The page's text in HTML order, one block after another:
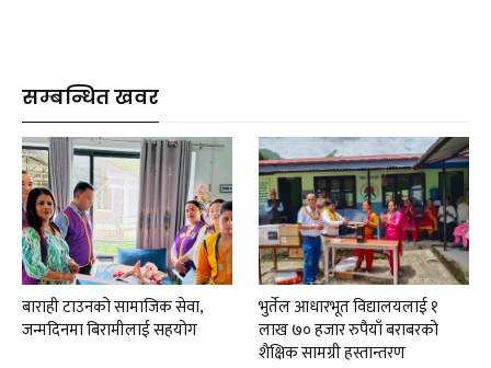
सम्बन्धित खवर
बाराही टाउनको सामाजिक सेवा,
जन्मदिनमा बिरामीलाई सहयोग
भुर्तेल आधारभूत विद्यालयलाई १
लाख ७० हजार रुपैयाँ बराबरको
शैक्षिक सामग्री हस्तान्तरण